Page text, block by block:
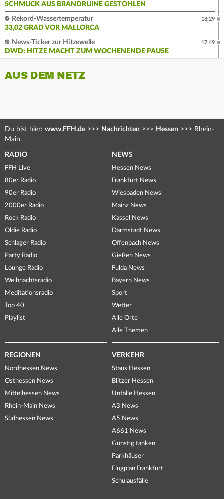
SCHMUCK AUS BRANDRUINE GESTOHLEN
Rekord-Wassertemperatur
33,02 GRAD VOR MALLORCA
18:29
News-Ticker zur Hitzewelle
DWD: HITZE MACHT ZUM WOCHENENDE PAUSE
17:49
AUS DEM NETZ
Du bist hier: www.FFH.de >>> Nachrichten >>> Hessen >>> Rhein-
Main
RADIO
FFH Live
80er Radio
90er Radio
2000er Radio
Rock Radio
Oldie Radio
Schlager Radio
Party Radio
Lounge Radio
Weihnachtsradio
Meditationsradio
Top 40
Playlist
NEWS
Hessen News
Frankfurt News
Wiesbaden News
Mainz News
Kassel News
Darmstadt News
Offenbach News
Gießen News
Fulda News
Bayern News
Sport
Wetter
Alle Orte
Alle Themen
REGIONEN
Nordhessen News
Osthessen News
Mittelhessen News
Rhein-Main News
Südhessen News
VERKEHR
Staus Hessen
Blitzer Hessen
Unfälle Hessen
A3 News
A5 News
A661 News
Günstig tanken
Parkhäuser
Flugplan Frankfurt
Schulausfälle